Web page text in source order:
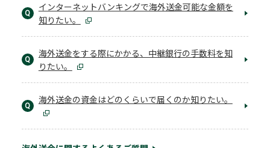
Q
インターネットバンキングで海外送金可能な金額を
知りたい。
Q
海外送金をする際にかかる、中継銀行の手数料を知
りたい。
Q
海外送金の資金はどのくらいで届くのか知りたい。